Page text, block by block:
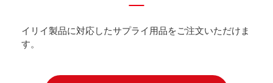
イリイ製品に対応したサプライ用品をご注文いただけま
す。